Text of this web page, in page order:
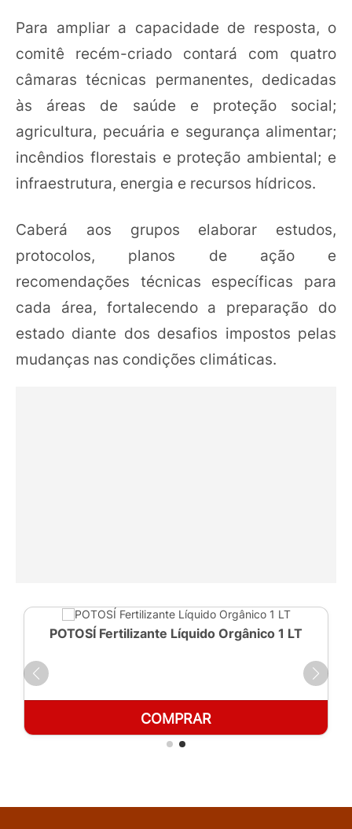
Para ampliar a capacidade de resposta, o
comitê recém-criado contará com quatro
câmaras técnicas permanentes, dedicadas
às áreas de saúde e proteção social;
agricultura, pecuária e segurança alimentar;
incêndios florestais e proteção ambiental; e
infraestrutura, energia e recursos hídricos.
Caberá aos grupos elaborar estudos,
protocolos, planos de ação e
recomendações técnicas específicas para
cada área, fortalecendo a preparação do
estado diante dos desafios impostos pelas
mudanças nas condições climáticas.
POTOSÍ Fertilizante Líquido Orgânico 1 LT
COMPRAR